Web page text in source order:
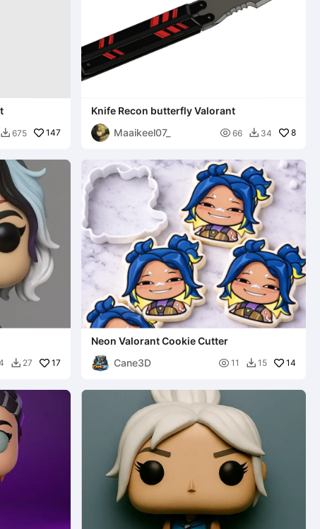
 675 147
Knife Recon butterfly Valorant
Maaikeel07_
 66  34 8
 27 17
Neon Valorant Cookie Cutter
Cane3D
 11  15 14